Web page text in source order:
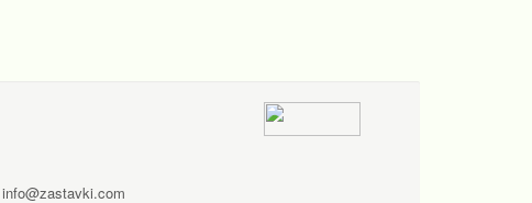
info@zastavki.com